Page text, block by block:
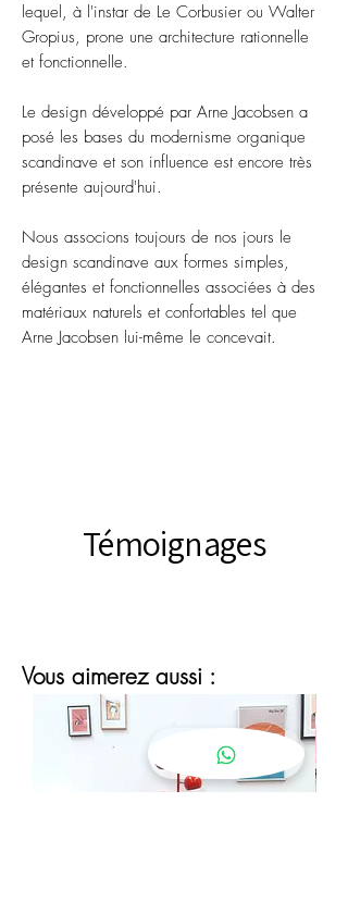
Témoignages
lequel, à l'instar de Le Corbusier ou Walter
Gropius, prone une architecture rationnelle
et fonctionnelle.
Le design développé par Arne Jacobsen a
posé les bases du modernisme organique
scandinave et son influence est encore très
présente aujourd'hui.
Nous associons toujours de nos jours le
design scandinave aux formes simples,
élégantes et fonctionnelles associées à des
matériaux naturels et confortables tel que
Arne Jacobsen lui-même le concevait.
Vous aimerez aussi :